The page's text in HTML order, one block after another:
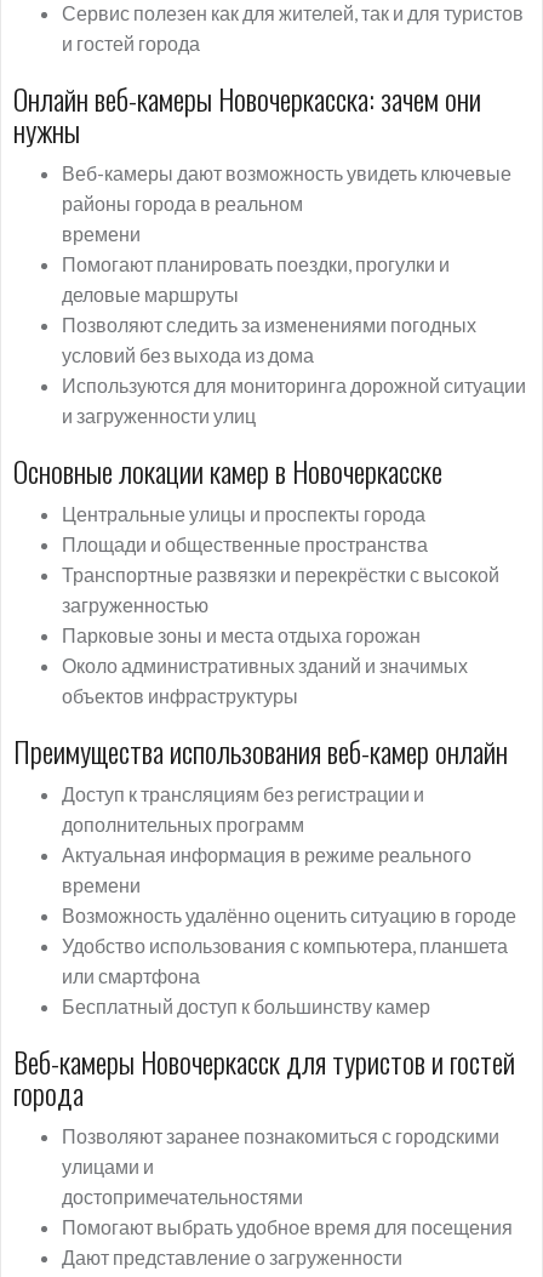
Сервис полезен как для жителей, так и для туристов
и гостей города
Онлайн веб-камеры Новочеркасска: зачем они
нужны
Веб-камеры дают возможность увидеть ключевые
районы города в реальном
времени
Помогают планировать поездки, прогулки и
деловые маршруты
Позволяют следить за изменениями погодных
условий без выхода из дома
Используются для мониторинга дорожной ситуации
и загруженности улиц
Основные локации камер в Новочеркасске
Центральные улицы и проспекты города
Площади и общественные пространства
Транспортные развязки и перекрёстки с высокой
загруженностью
Парковые зоны и места отдыха горожан
Около административных зданий и значимых
объектов инфраструктуры
Преимущества использования веб-камер онлайн
Доступ к трансляциям без регистрации и
дополнительных программ
Актуальная информация в режиме реального
времени
Возможность удалённо оценить ситуацию в городе
Удобство использования с компьютера, планшета
или смартфона
Бесплатный доступ к большинству камер
Веб-камеры Новочеркасск для туристов и гостей
города
Позволяют заранее познакомиться с городскими
улицами и
достопримечательностями
Помогают выбрать удобное время для посещения
Дают представление о загруженности